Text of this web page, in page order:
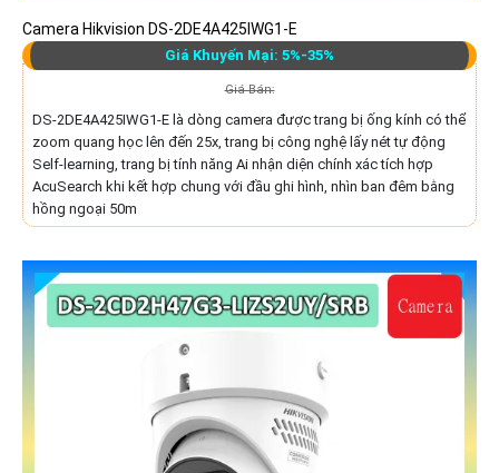
Camera Hikvision DS-2DE4A425IWG1-E
Giá Khuyến Mại: 5%-35%
Giá Bán:
DS-2DE4A425IWG1-E là dòng camera được trang bị ống kính có thể
zoom quang học lên đến 25x, trang bị công nghệ lấy nét tự động
Self-learning, trang bị tính năng Ai nhận diện chính xác tích hợp
AcuSearch khi kết hợp chung với đầu ghi hình, nhìn ban đêm bằng
hồng ngoại 50m